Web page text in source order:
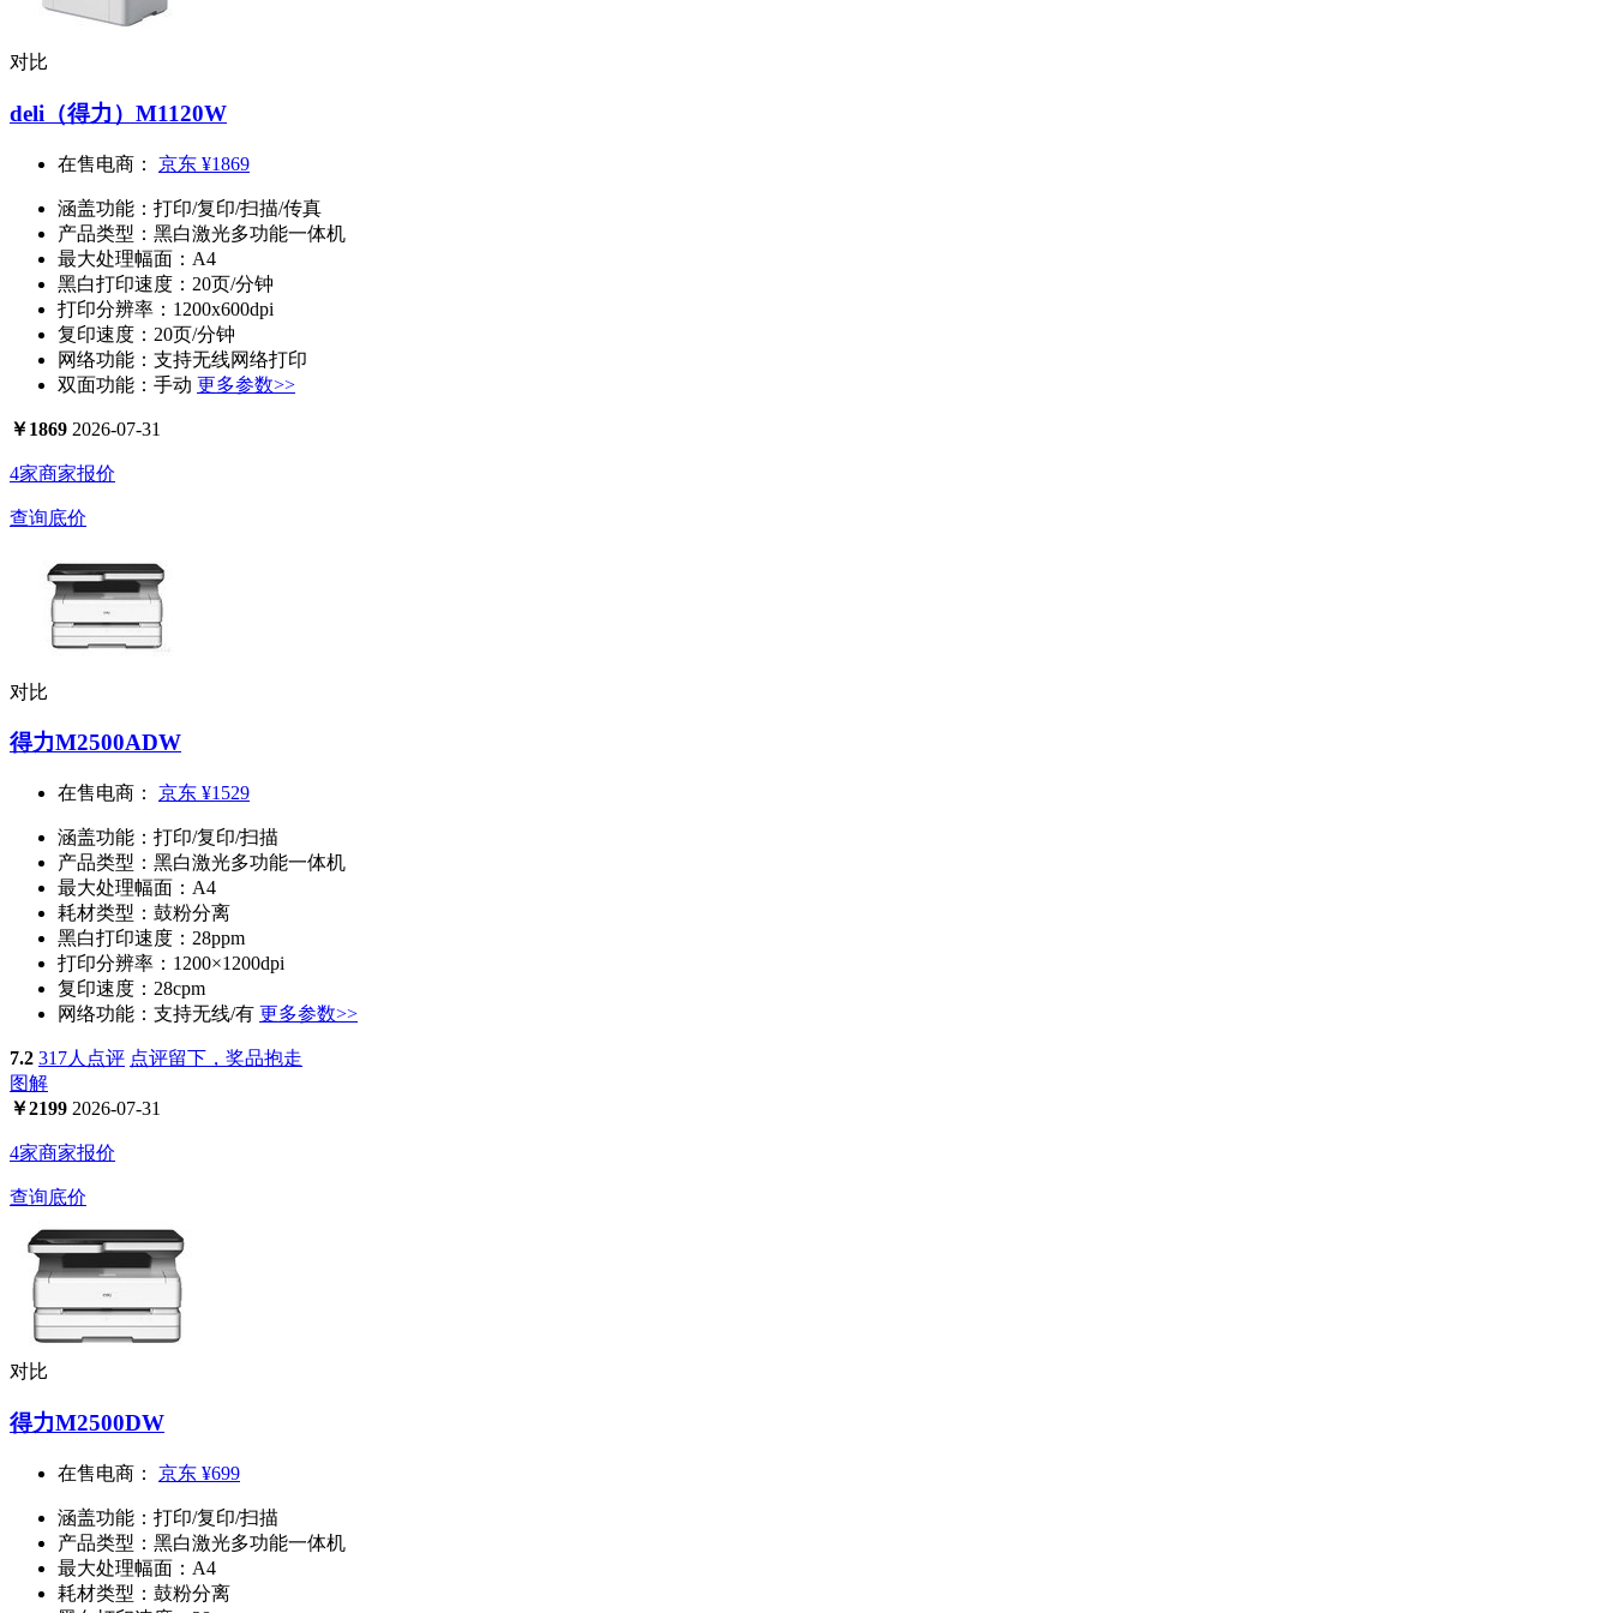
对比
deli（得力）M1120W
在售电商： 京东 ¥1869
涵盖功能： 打印/复印/扫描/传真
产品类型： 黑白激光多功能一体机
最大处理幅面： A4
黑白打印速度： 20页/分钟
打印分辨率： 1200x600dpi
复印速度： 20页/分钟
网络功能： 支持无线网络打印
双面功能： 手动 更多参数>>
￥1869 2026-07-31
4家商家报价
查询底价
对比
得力M2500ADW
在售电商： 京东 ¥1529
涵盖功能： 打印/复印/扫描
产品类型： 黑白激光多功能一体机
最大处理幅面： A4
耗材类型： 鼓粉分离
黑白打印速度： 28ppm
打印分辨率： 1200×1200dpi
复印速度： 28cpm
网络功能： 支持无线/有 更多参数>>
7.2 317人点评 点评留下，奖品抱走
图解
￥2199 2026-07-31
4家商家报价
查询底价
对比
得力M2500DW
在售电商： 京东 ¥699
涵盖功能： 打印/复印/扫描
产品类型： 黑白激光多功能一体机
最大处理幅面： A4
耗材类型： 鼓粉分离